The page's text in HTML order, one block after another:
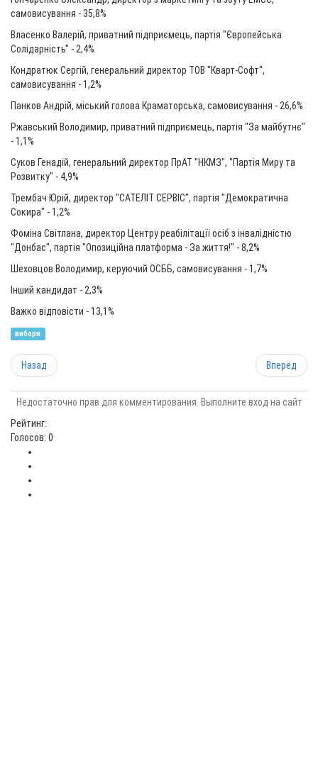
самовисування - 35,8%
Власенко Валерій, приватний підприємець, партія "Європейська
Солідарність" - 2,4%
Кондратюк Сергій, генеральний директор ТОВ "Кварт-Софт",
самовисування - 1,2%
Панков Андрій, міський голова Краматорська, самовисування - 26,6%
Ржавський Володимир, приватний підприємець, партія "За майбутнє"
- 1,1%
Суков Генадій, генеральний директор ПрАТ "НКМЗ", "Партія Миру та
Розвитку" - 4,9%
Трембач Юрій, директор "САТЕЛІТ СЕРВІС", партія "Демократична
Сокира" - 1,2%
Фоміна Світлана, директор Центру реабілітації осіб з інвалідністю
"Донбас", партія "Опозиційна платформа - За життя!" - 8,2%
Шеховцов Володимир, керуючий ОСББ, самовисування - 1,7%
Інший кандидат - 2,3%
Важко відповісти - 13,1%
вибори
Назад Вперёд
Недостаточно прав для комментирования. Выполните вход на сайт
Рейтинг:
Голосов: 0